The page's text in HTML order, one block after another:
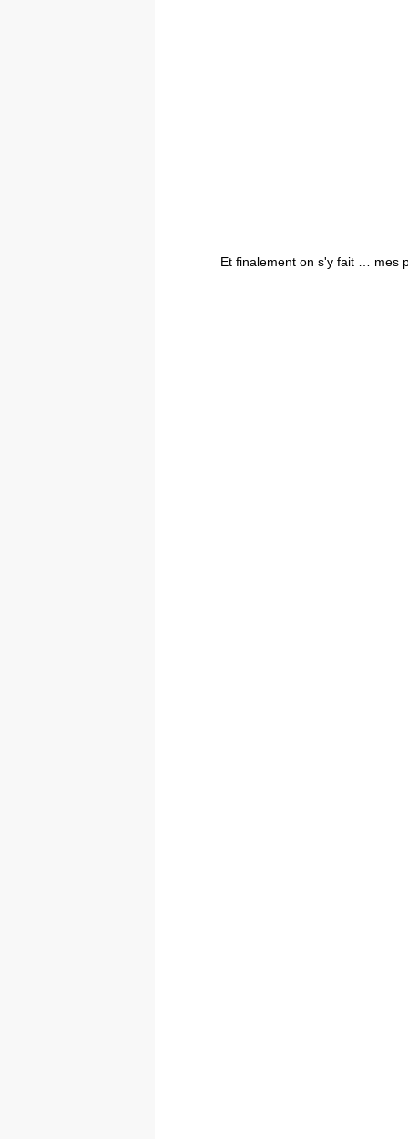
Et finalement on s'y fait … mes